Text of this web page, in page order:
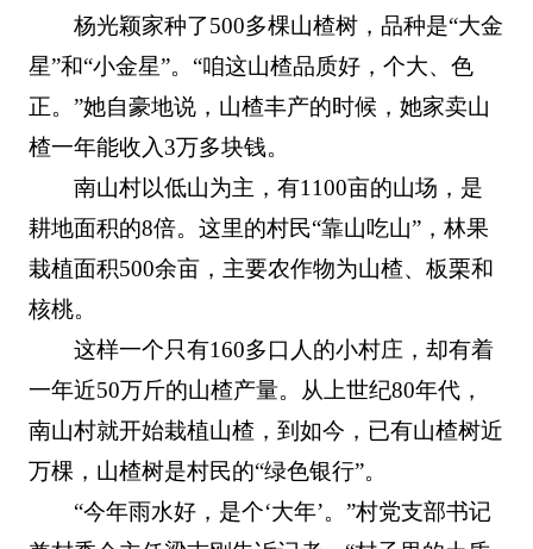
杨光颖家种了500多棵山楂树，品种是“大金
星”和“小金星”。“咱这山楂品质好，个大、色
正。”她自豪地说，山楂丰产的时候，她家卖山
楂一年能收入3万多块钱。
南山村以低山为主，有1100亩的山场，是
耕地面积的8倍。这里的村民“靠山吃山”，林果
栽植面积500余亩，主要农作物为山楂、板栗和
核桃。
这样一个只有160多口人的小村庄，却有着
一年近50万斤的山楂产量。从上世纪80年代，
南山村就开始栽植山楂，到如今，已有山楂树近
万棵，山楂树是村民的“绿色银行”。
“今年雨水好，是个‘大年’。”村党支部书记